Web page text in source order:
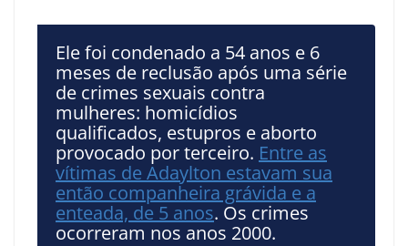
Ele foi condenado a 54 anos e 6
meses de reclusão após uma série
de crimes sexuais contra
mulheres: homicídios
qualificados, estupros e aborto
provocado por terceiro. Entre as
vítimas de Adaylton estavam sua
então companheira grávida e a
enteada, de 5 anos. Os crimes
ocorreram nos anos 2000.